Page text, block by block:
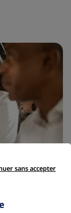
sans accepter